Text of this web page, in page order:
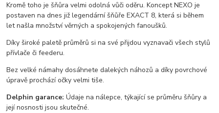
Kromě toho je šňůra velmi odolná vůči oděru. Koncept NEXO je
postaven na dnes již legendární šňůře EXACT 8, která si během
let našla množství věrných a spokojených fanoušků.
Díky široké paletě průměrů si na své přijdou vyznavači všech stylů
přívlače či feederu.
Bez velké námahy dosáhnete dalekých náhozů a díky povrchové
úpravě prochází očky velmi tiše.
Delphin garance: Údaje na nálepce, týkající se průměru šňůry a
její nosnosti jsou skutečné.